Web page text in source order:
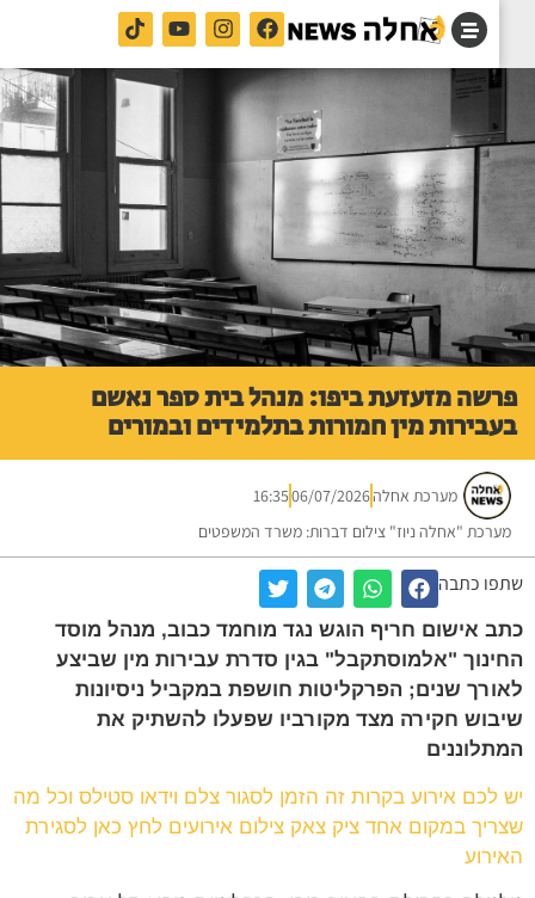
מזעזעת ביפו: מנהל בית ספר נאשם
מין חמורות בתלמידים ובמורים
מערכת אחלה 06/07/2026
16:35
"אחלה ניוז" צילום דברות: משרד המשפטים
כתבה
אישום חריף הוגש נגד מוחמד כבוב, מנהל מוסד
"אלמוסתקבל" בגין סדרת עבירות מין שביצע
שנים; הפרקליטות חושפת במקביל ניסיונות
חקירה מצד מקורביו שפעלו להשתיק את
אירוע בקרות זה הזמן לסגור צלם וידאו סטילס וכל מה
במקום אחד ציק צאק צילום אירועים לחץ כאן לסגירת